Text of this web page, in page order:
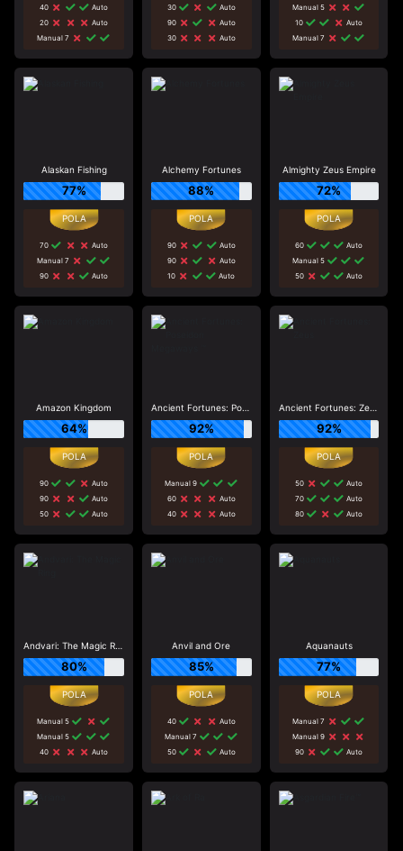
40
Auto
20
Auto
Manual 7
30
Auto
90
Auto
30
Auto
Manual 5
10
Auto
Manual 7
Alaskan Fishing
77%
70
Auto
Manual 7
90
Auto
Alchemy Fortunes
88%
90
Auto
90
Auto
10
Auto
Almighty Zeus Empire
72%
60
Auto
Manual 5
50
Auto
Amazon Kingdom
64%
90
Auto
90
Auto
50
Auto
Ancient Fortunes: Poseidon Megaways ™
92%
Manual 9
60
Auto
40
Auto
Ancient Fortunes: Zeus
92%
50
Auto
70
Auto
80
Auto
Andvari: The Magic Ring
80%
Manual 5
Manual 5
40
Auto
Anvil and Ore
85%
40
Auto
Manual 7
50
Auto
Aquanauts
77%
Manual 7
Manual 9
90
Auto